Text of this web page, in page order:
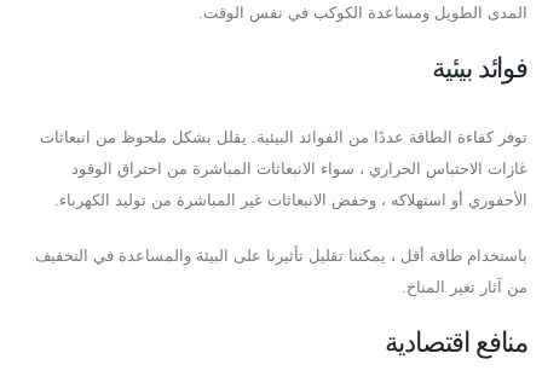
المدى الطويل ومساعدة الكوكب في نفس الوقت.
فوائد بيئية
توفر كفاءة الطاقة عددًا من الفوائد البيئية. يقلل بشكل ملحوظ من انبعاثات
غازات الاحتباس الحراري ، سواء الانبعاثات المباشرة من احتراق الوقود
الأحفوري أو استهلاكه ، وخفض الانبعاثات غير المباشرة من توليد الكهرباء.
باستخدام طاقة أقل ، يمكننا تقليل تأثيرنا على البيئة والمساعدة في التخفيف
من آثار تغير المناخ.
منافع اقتصادية